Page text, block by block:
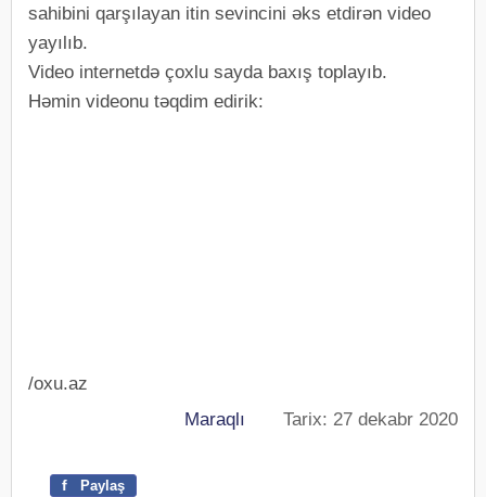
sahibini qarşılayan itin sevincini əks etdirən video
yayılıb.
Video internetdə çoxlu sayda baxış toplayıb.
Həmin videonu təqdim edirik:
/oxu.az
Maraqlı Tarix: 27 dekabr 2020
f Paylaş